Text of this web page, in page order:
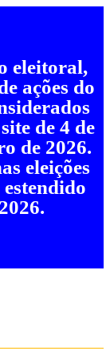
eleitoral,
ações do
de 4 de
de 2026.
eleições